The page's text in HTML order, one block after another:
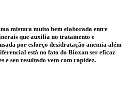
mistura muito bem elaborada entre
que auxilia no tratamento e
por esforço desidratação anemia além
está no fato do Bioxan ser eficaz
e seu resultado vem com rapidez.